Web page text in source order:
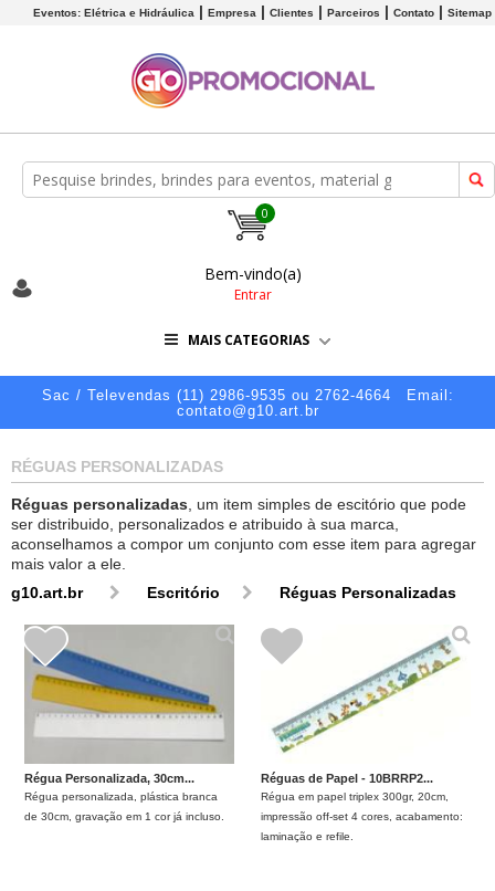
Eventos: Elétrica e Hidráulica Empresa Clientes Parceiros Contato Sitemap
0
Bem-vindo(a)
Entrar
MAIS CATEGORIAS
Sac / Televendas (11) 2986-9535 ou 2762-4664
Email:
contato@g10.art.br
RÉGUAS PERSONALIZADAS
Réguas personalizadas , um item simples de escitório que pode
ser distribuido, personalizados e atribuido à sua marca,
aconselhamos a compor um conjunto com esse item para agregar
mais valor a ele.
g10.art.br
Escritório Réguas Personalizadas
Régua Personalizada, 30cm...
Régua personalizada, plástica branca
de 30cm, gravação em 1 cor já incluso.
Réguas de Papel - 10BRRP2...
Régua em papel triplex 300gr, 20cm,
impressão off-set 4 cores, acabamento:
laminação e refile.